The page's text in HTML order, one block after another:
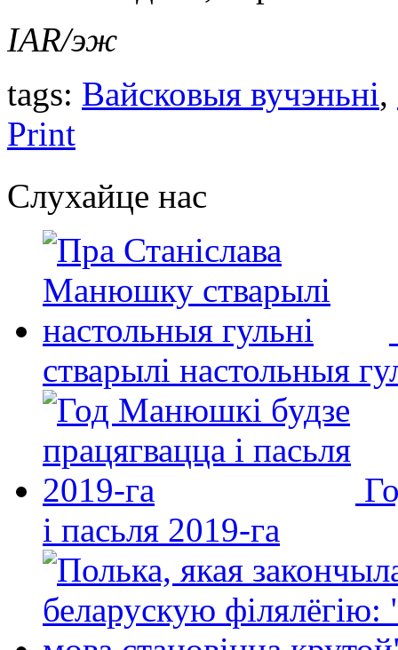
IAR/эж
tags: Вайсковыя вучэньні,
Print
Слухайце нас
стварылі настольныя
і пасьля 2019-га